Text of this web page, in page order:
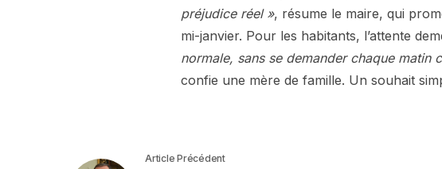
préjudice réel », résume le maire, qui
mi-janvier. Pour les habitants, l’attente
normale, sans se demander chaque matin
confie une mère de famille. Un souhait
Article Précédent